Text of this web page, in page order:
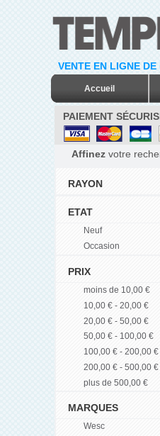
VENTE EN LIGNE
Accueil
PAIEMENT
Affinez votre
RAYON
ETAT
Neuf
Occasion
PRIX
moins de 10,00 €
10,00 € - 20,00 €
20,00 € - 50,00 €
50,00 € - 100,00 €
100,00 € - 200,00 €
200,00 € - 500,00 €
plus de 500,00 €
MARQUES
Wesc